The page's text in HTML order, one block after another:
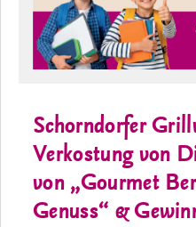
Schorndorfer
Verkostung von
von „Gourmet
Genuss“ &